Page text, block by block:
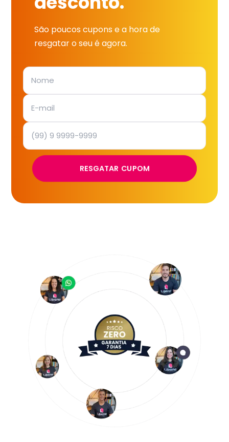
São poucos cupons e a hora de
resgatar o seu é agora.
RESGATAR CUPOM